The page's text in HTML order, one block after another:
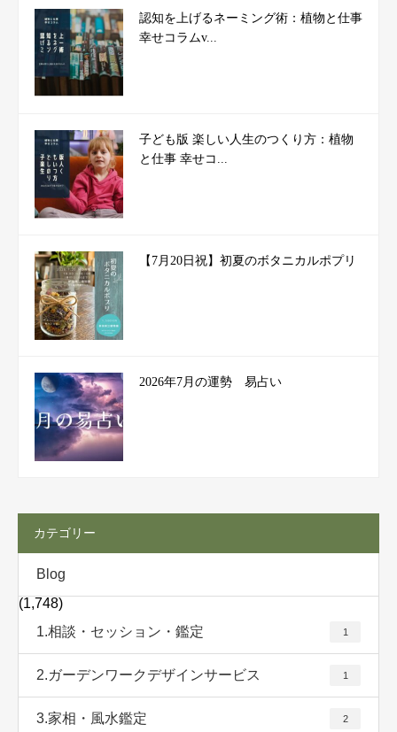
認知を上げるネーミング術：植物と仕事
幸せコラムv...
子ども版 楽しい人生のつくり方：植物
と仕事 幸せコ...
【7月20日祝】初夏のボタニカルポプリ
2026年7月の運勢 易占い
カテゴリー
Blog
(1,748)
1.相談・セッション・鑑定
1
2.ガーデンワークデザインサービス 1
3.家相・風水鑑定 2